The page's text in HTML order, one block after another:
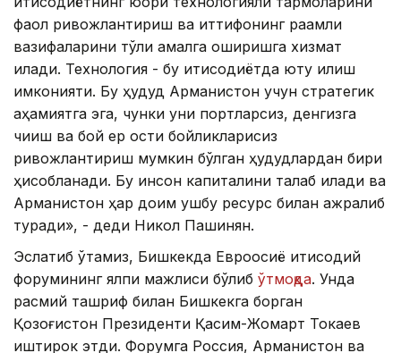
фаол ривожлантириш ва иттифоқнинг рақамли
вазифаларини тўлиқ амалга оширишга хизмат
қилади. Технология - бу иқтисодиётда ютуқ қилиш
имконияти. Бу ҳудуд Арманистон учун стратегик
аҳамиятга эга, чунки уни портларсиз, денгизга
чиқиш ва бой ер ости бойликларисиз
ривожлантириш мумкин бўлган ҳудудлардан бири
ҳисобланади. Бу инсон капиталини талаб қилади ва
Арманистон ҳар доим ушбу ресурс билан ажралиб
туради», - деди Никол Пашинян.
Эслатиб ўтамиз, Бишкекда Евроосиё иқтисодий
форумининг ялпи мажлиси бўлиб ўтмоқда. Унда
расмий ташриф билан Бишкекга борган
Қозоғистон Президенти Қасим-Жомарт Токаев
иштирок этди. Форумга Россия, Арманистон ва